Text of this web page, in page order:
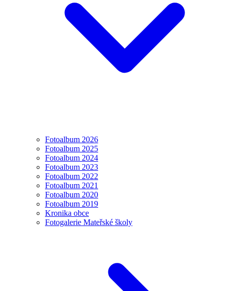
Fotoalbum 2026
Fotoalbum 2025
Fotoalbum 2024
Fotoalbum 2023
Fotoalbum 2022
Fotoalbum 2021
Fotoalbum 2020
Fotoalbum 2019
Kronika obce
Fotogalerie Mateřské školy